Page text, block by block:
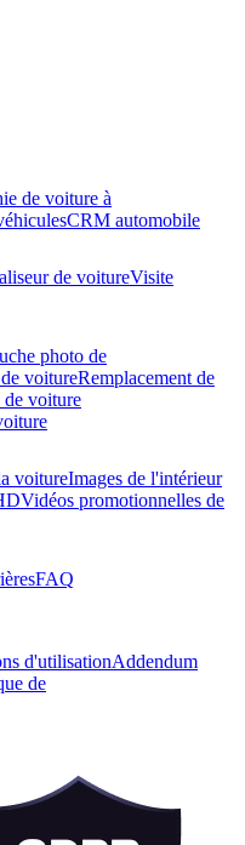
de voiture à
CRM automobile
de voitureVisite
photo de
voitureRemplacement de
voiture
voitureImages de l'intérieur
Vidéos promotionnelles de
FAQ
d'utilisationAddendum
de